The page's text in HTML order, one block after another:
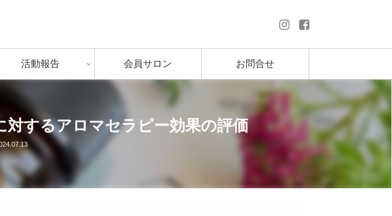
活動報告 会員サロン お問合せ
するアロマセラピー効果の評価